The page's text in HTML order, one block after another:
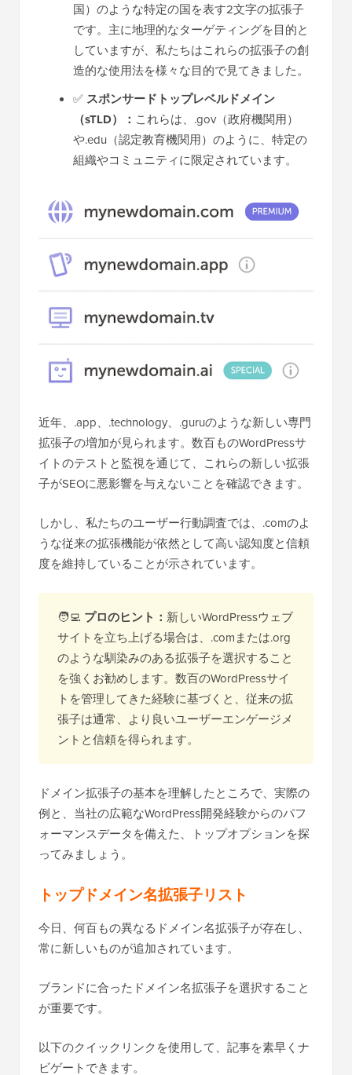
国）のような特定の国を表す2文字の拡張子
です。主に地理的なターゲティングを目的と
していますが、私たちはこれらの拡張子の創
造的な使用法を様々な目的で見てきました。
✅ スポンサードトップレベルドメイン
（sTLD）： これらは、.gov（政府機関用）
や.edu（認定教育機関用）のように、特定の
組織やコミュニティに限定されています。
近年、.app、.technology、.guruのような新しい専門
拡張子の増加が見られます。数百ものWordPressサ
イトのテストと監視を通じて、これらの新しい拡張
子がSEOに悪影響を与えないことを確認できます。
しかし、私たちのユーザー行動調査では、.comのよ
うな従来の拡張機能が依然として高い認知度と信頼
度を維持していることが示されています。
🧑‍💻 プロのヒント： 新しいWordPressウェブ
サイトを立ち上げる場合は、.comまたは.org
のような馴染みのある拡張子を選択すること
を強くお勧めします。数百のWordPressサイ
トを管理してきた経験に基づくと、従来の拡
張子は通常、より良いユーザーエンゲージメ
ントと信頼を得られます。
ドメイン拡張子の基本を理解したところで、実際の
例と、当社の広範なWordPress開発経験からのパフ
ォーマンスデータを備えた、トップオプションを探
ってみましょう。
トップドメイン名拡張子リスト
今日、何百もの異なるドメイン名拡張子が存在し、
常に新しいものが追加されています。
ブランドに合ったドメイン名拡張子を選択すること
が重要です。
以下のクイックリンクを使用して、記事を素早くナ
ビゲートできます。